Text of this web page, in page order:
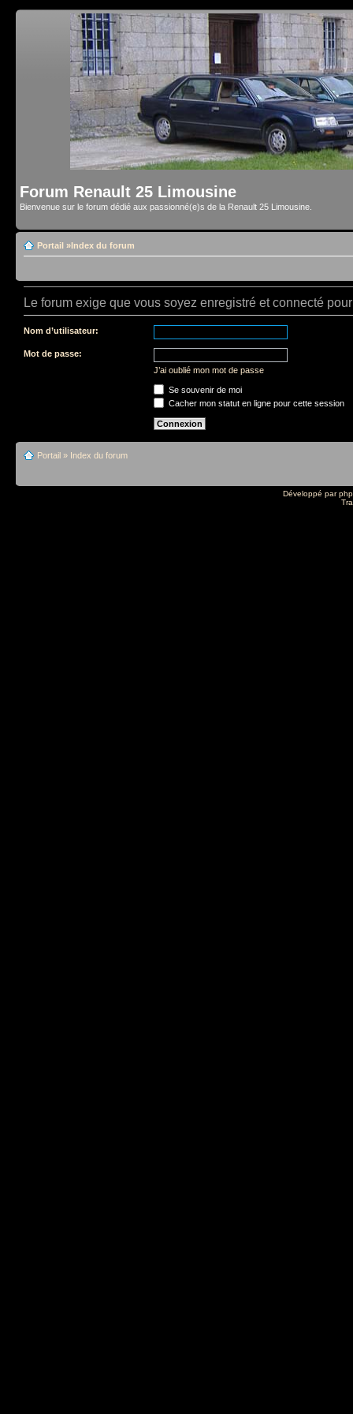
Forum Renault 25 Limousine
Bienvenue sur le forum dédié aux passionné(e)s de la Renault 25 Limousine.
Portail »Index du forum
Le forum exige que vous soyez enregistré et connecté
Nom d’utilisateur:
Mot de passe:
J’ai oublié mon mot de passe
Se souvenir de moi
Cacher mon statut en ligne pour cette session
Portail » Index du forum
Développé par